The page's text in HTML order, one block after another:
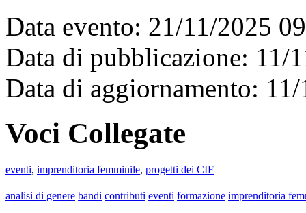
Data evento: 21/11/2025
Data di pubblicazione: 11/
Data di aggiornamento:
Voci Collegate
eventi, imprenditoria femminile, progetti dei CIF
analisi di genere bandi contributi eventi formazione imprenditoria